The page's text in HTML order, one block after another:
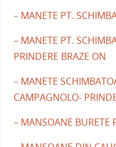
– MANETE PT.
– MANETE PT.
PRINDERE BRAZE ON
– MANETE
CAMPAGNOLO-
– MANSOANE BURETE